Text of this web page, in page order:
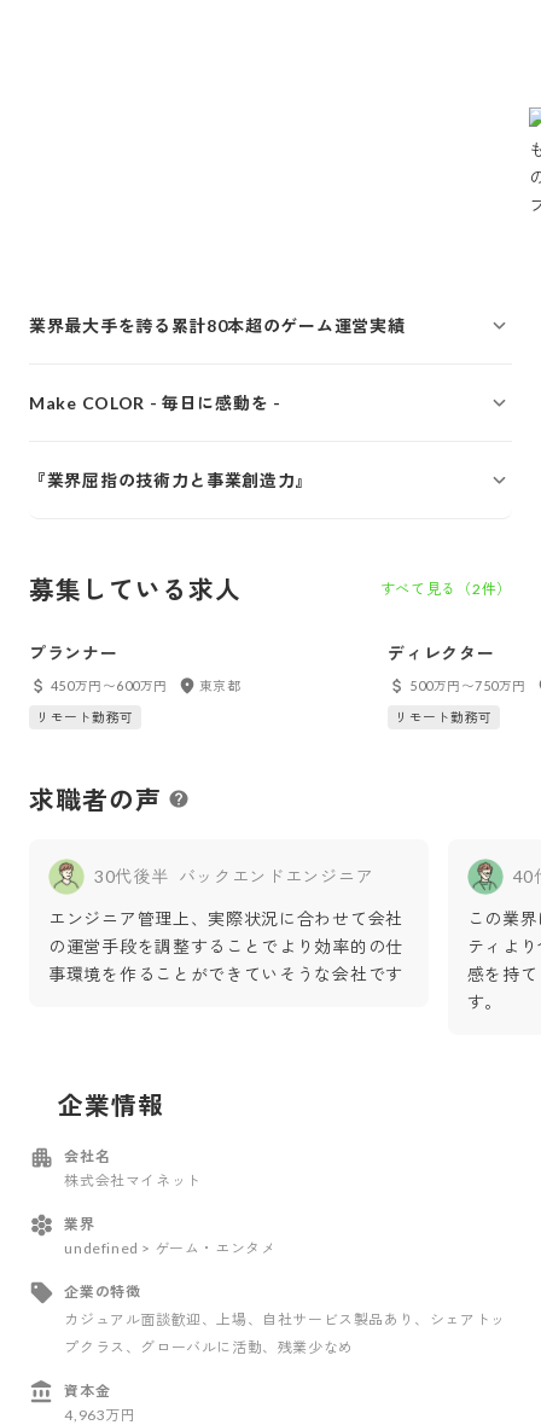
業界最大手を誇る累計80本超のゲーム運営実績
Make COLOR - 毎日に感動を -
『業界屈指の技術力と事業創造力』
募集している求人 すべて見る（2件）
プランナー
450万円〜600万円
東京都
リモート勤務可
ディレクター
500万円〜750万円
リモート勤務可
求職者の声
30代後半 バックエンドエンジニア
エンジニア管理上、実際状況に合わせて会社
の運営手段を調整することでより効率的の仕
事環境を作ることができていそうな会社です
40
この業
ティよ
感を持
す。
企業情報
会社名
株式会社マイネット
業界
undefined > ゲーム・エンタメ
企業の特徴
カジュアル面談歓迎 、上場 、自社サービス製品あり 、シェアトッ
プクラス 、グローバルに活動、残業少なめ
資本金
4,963万円